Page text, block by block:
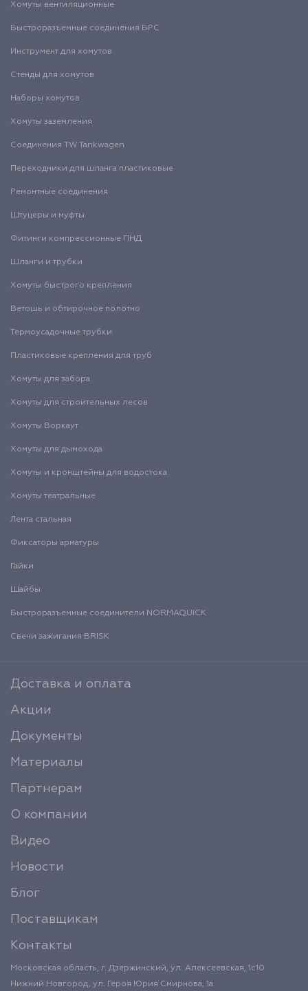
Хомуты вентиляционные
Быстроразъемные соединения БРС
Инструмент для хомутов
Стенды для хомутов
Наборы хомутов
Хомуты заземления
Соединения TW Tankwagen
Переходники для шланга пластиковые
Ремонтные соединения
Штуцеры и муфты
Фитинги компрессионные ПНД
Шланги и трубки
Хомуты быстрого крепления
Ветошь и обтирочное полотно
Термоусадочные трубки
Пластиковые крепления для труб
Хомуты для забора
Хомуты для строительных лесов
Хомуты Воркаут
Хомуты для дымохода
Хомуты и кронштейны для водостока
Хомуты театральные
Лента стальная
Фиксаторы арматуры
Гайки
Шайбы
Быстроразъемные соединители NORMAQUICK
Свечи зажигания BRISK
Доставка и оплата
Акции
Документы
Материалы
Партнерам
О компании
Видео
Новости
Блог
Поставщикам
Контакты
Московская область, г. Дзержинский, ул. Алексеевская, 1с10
Нижний Новгород, ул. Героя Юрия Смирнова, 1а